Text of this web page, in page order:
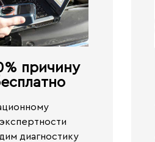
причину
диагностику